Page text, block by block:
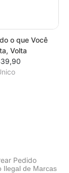
o que Você
Volta
Pedido
Ilegal de Marcas